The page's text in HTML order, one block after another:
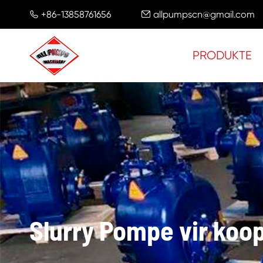
 +86-13858761656  allpumpscn@gmail.com
PRODUKTE
Slurry Pompe vir